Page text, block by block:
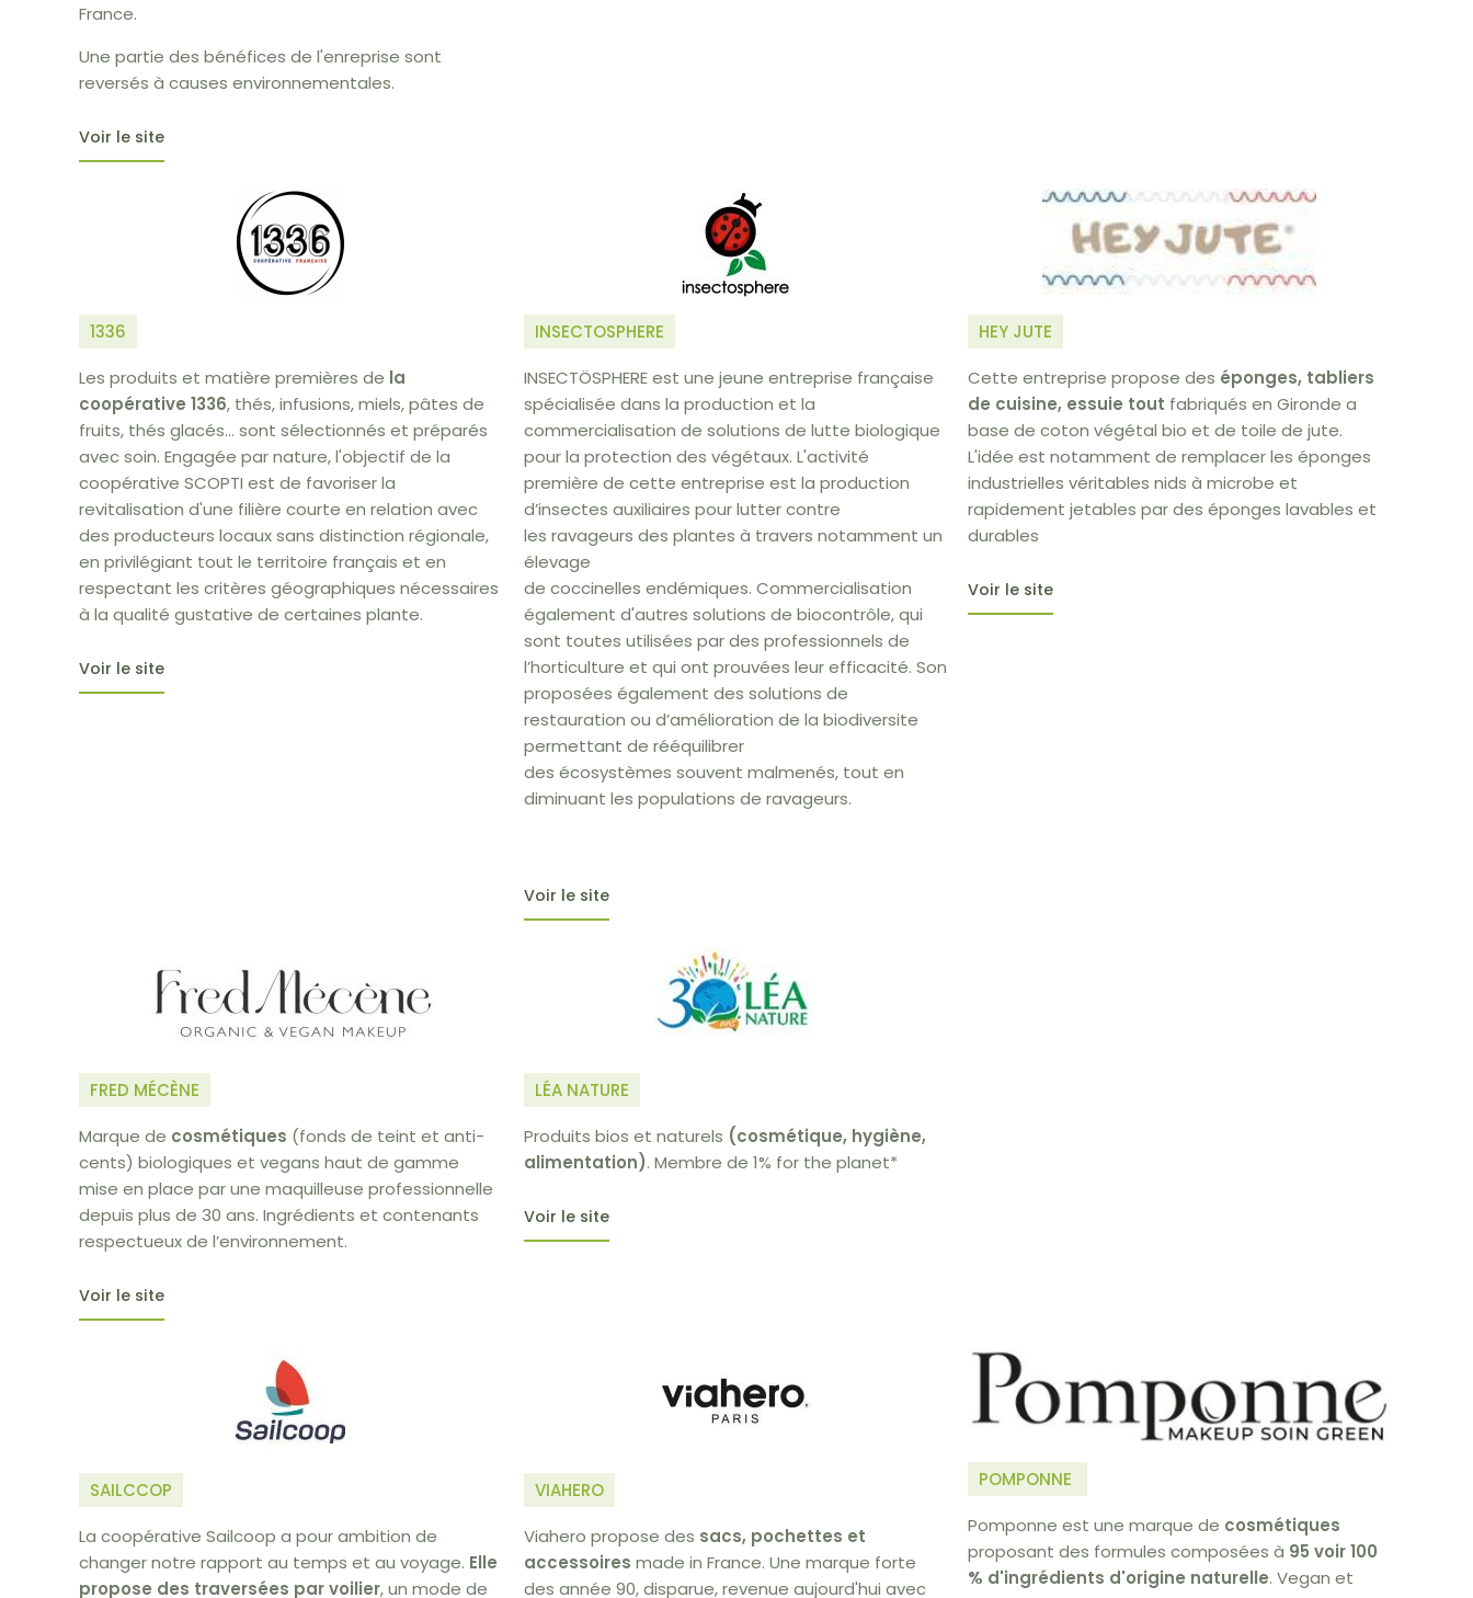
France.
Une partie des bénéfices de l'enreprise sont
reversés à causes environnementales.
Voir le site
1336
Les produits et matière premières de la
coopérative 1336, thés, infusions, miels, pâtes de
fruits, thés glacés... sont sélectionnés et préparés
avec soin. Engagée par nature, l'objectif de la
coopérative SCOPTI est de favoriser la
revitalisation d'une filière courte en relation avec
des producteurs locaux sans distinction régionale,
en privilégiant tout le territoire français et en
respectant les critères géographiques nécessaires
à la qualité gustative de certaines plante.
Voir le site
INSECTOSPHERE
INSECTÖSPHERE est une jeune entreprise française
spécialisée dans la production et la
commercialisation de solutions de lutte biologique
pour la protection des végétaux. L'activité
première de cette entreprise est la production
d’insectes auxiliaires pour lutter contre
les ravageurs des plantes à travers notamment un
élevage
de coccinelles endémiques. Commercialisation
également d'autres solutions de biocontrôle, qui
sont toutes utilisées par des professionnels de
l’horticulture et qui ont prouvées leur efficacité. Son
proposées également des solutions de
restauration ou d’amélioration de la biodiversite
permettant de rééquilibrer
des écosystèmes souvent malmenés, tout en
diminuant les populations de ravageurs.
Voir le site
HEY JUTE
Cette entreprise propose des éponges, tabliers
de cuisine, essuie tout fabriqués en Gironde a
base de coton végétal bio et de toile de jute.
L'idée est notamment de remplacer les éponges
industrielles véritables nids à microbe et
rapidement jetables par des éponges lavables et
durables
Voir le site
FRED MÉCÈNE
Marque de cosmétiques (fonds de teint et anti-
cents) biologiques et vegans haut de gamme
mise en place par une maquilleuse professionnelle
depuis plus de 30 ans. Ingrédients et contenants
respectueux de l’environnement.
Voir le site
LÉA NATURE
Produits bios et naturels (cosmétique, hygiène,
alimentation). Membre de 1% for the planet*
Voir le site
SAILCCOP
La coopérative Sailcoop a pour ambition de
changer notre rapport au temps et au voyage. Elle
propose des traversées par voilier, un mode de
VIAHERO
Viahero propose des sacs, pochettes et
accessoires made in France. Une marque forte
des année 90, disparue, revenue aujourd'hui avec
POMPONNE
Pomponne est une marque de cosmétiques
proposant des formules composées à 95 voir 100
% d'ingrédients d'origine naturelle. Vegan et